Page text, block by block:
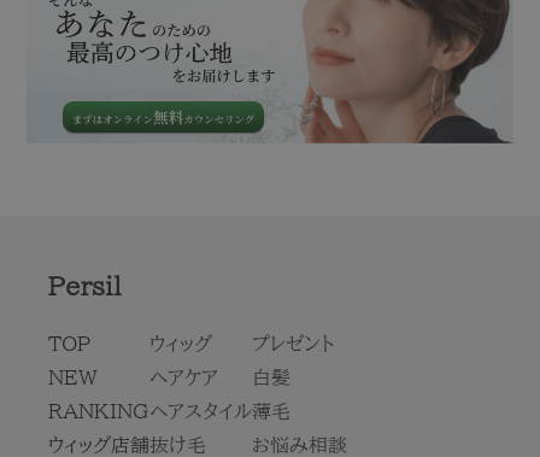
Persil
TOP
NEW
RANKING
ウィッグ店舗
ウィッグ
ヘアケア
ヘアスタイル
抜け毛
プレゼント
白髪
薄毛
お悩み相談